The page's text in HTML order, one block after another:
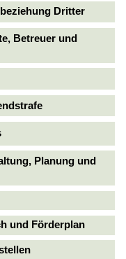
Dritter
Betreuer und
Planung und
und Förderplan